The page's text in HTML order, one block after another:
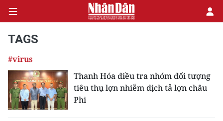
CHÍNH TRỊ
KINH TẾ
TAGS
#virus
Thanh Hóa điều tra nhóm đối tượng
tiêu thụ lợn nhiễm dịch tả lợn châu
Phi